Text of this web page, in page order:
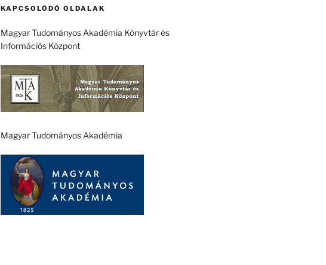
KAPCSOLÓDÓ OLDALAK
Magyar Tudományos Akadémia Könyvtár és
Információs Központ
Magyar Tudományos Akadémia